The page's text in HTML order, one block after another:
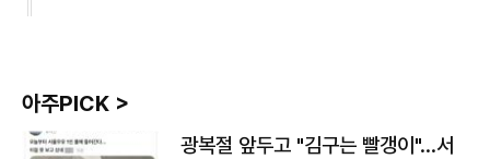
아주PICK >
광복절 앞두고 "김구는 빨갱이"…서